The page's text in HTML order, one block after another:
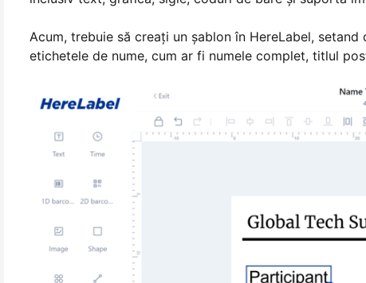
Acum, trebuie să creați un șablon în HereLabel,
etichetele de nume, cum ar fi numele complet, titlul